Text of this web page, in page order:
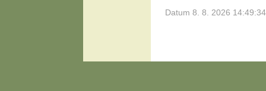
Datum 8. 8. 2026 14:49:34